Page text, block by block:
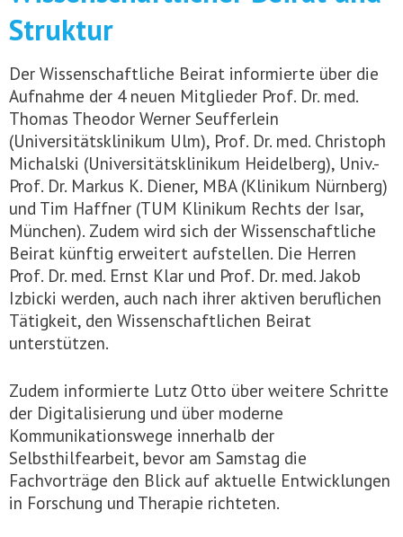
Struktur
Der Wissenschaftliche Beirat informierte über die
Aufnahme der 4 neuen Mitglieder Prof. Dr. med.
Thomas Theodor Werner Seufferlein
(Universitätsklinikum Ulm), Prof. Dr. med. Christoph
Michalski (Universitätsklinikum Heidelberg), Univ.-
Prof. Dr. Markus K. Diener, MBA (Klinikum Nürnberg)
und Tim Haffner (TUM Klinikum Rechts der Isar,
München). Zudem wird sich der Wissenschaftliche
Beirat künftig erweitert aufstellen. Die Herren
Prof. Dr. med. Ernst Klar und Prof. Dr. med. Jakob
Izbicki werden, auch nach ihrer aktiven beruflichen
Tätigkeit, den Wissenschaftlichen Beirat
unterstützen.
Zudem informierte Lutz Otto über weitere Schritte
der Digitalisierung und über moderne
Kommunikationswege innerhalb der
Selbsthilfearbeit, bevor am Samstag die
Fachvorträge den Blick auf aktuelle Entwicklungen
in Forschung und Therapie richteten.